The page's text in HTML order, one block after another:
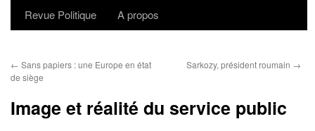
Revue Politique
A propos
← Sans papiers : une Europe en état
de siège
Sarkozy, président roumain →
Image et réalité du service public